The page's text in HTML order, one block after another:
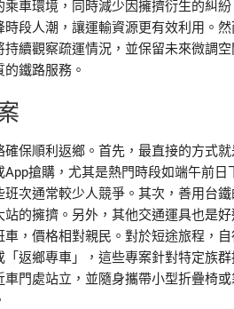
車環境，同時減少因擁擠衍生的糾
段人潮，讓運輸資源更有效利用。
續觀察疏運情況，並保留未來微調
鐵路服務。
保順利返鄉。首先，最直接的方式
搶購，尤其是熱門時段如端午前
次通常較少人競爭。其次，善用台
的擁擠。另外，其他交通運具也是
，價格相對親民。對於短途旅程，
返鄉專車」，這些專案針對特定族
門處站立，並隨身攜帶小型折疊椅